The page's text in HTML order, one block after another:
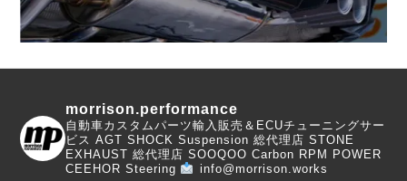
morrison.performance
自動車カスタムパーツ輸入販売＆ECUチューニングサー
ビス AGT SHOCK Suspension 総代理店 STONE
EXHAUST 総代理店 SOOQOO Carbon RPM POWER
CEEHOR Steering
info@morrison.works